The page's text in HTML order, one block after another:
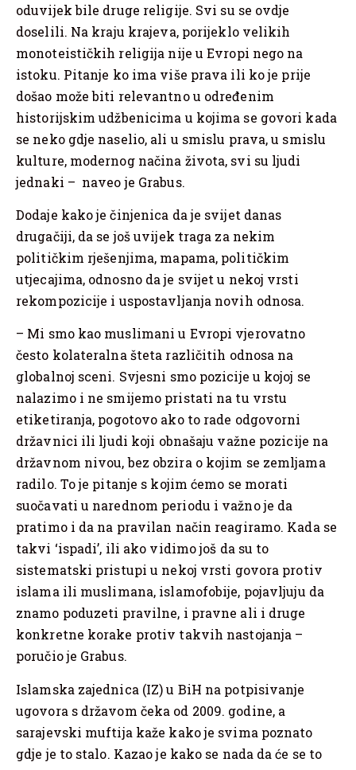
oduvijek bile druge religije. Svi su se ovdje
doselili. Na kraju krajeva, porijeklo velikih
monoteističkih religija nije u Evropi nego na
istoku. Pitanje ko ima više prava ili ko je prije
došao može biti relevantno u određenim
historijskim udžbenicima u kojima se govori kada
se neko gdje naselio, ali u smislu prava, u smislu
kulture, modernog načina života, svi su ljudi
jednaki – naveo je Grabus.
Dodaje kako je činjenica da je svijet danas
drugačiji, da se još uvijek traga za nekim
političkim rješenjima, mapama, političkim
utjecajima, odnosno da je svijet u nekoj vrsti
rekompozicije i uspostavljanja novih odnosa.
– Mi smo kao muslimani u Evropi vjerovatno
često kolateralna šteta različitih odnosa na
globalnoj sceni. Svjesni smo pozicije u kojoj se
nalazimo i ne smijemo pristati na tu vrstu
etiketiranja, pogotovo ako to rade odgovorni
državnici ili ljudi koji obnašaju važne pozicije na
državnom nivou, bez obzira o kojim se zemljama
radilo. To je pitanje s kojim ćemo se morati
suočavati u narednom periodu i važno je da
pratimo i da na pravilan način reagiramo. Kada se
takvi ‘ispadi’, ili ako vidimo još da su to
sistematski pristupi u nekoj vrsti govora protiv
islama ili muslimana, islamofobije, pojavljuju da
znamo poduzeti pravilne, i pravne ali i druge
konkretne korake protiv takvih nastojanja –
poručio je Grabus.
Islamska zajednica (IZ) u BiH na potpisivanje
ugovora s državom čeka od 2009. godine, a
sarajevski muftija kaže kako je svima poznato
gdje je to stalo. Kazao je kako se nada da će se to